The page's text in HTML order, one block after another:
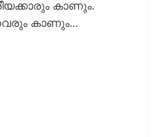
കാണും.
കാണും…